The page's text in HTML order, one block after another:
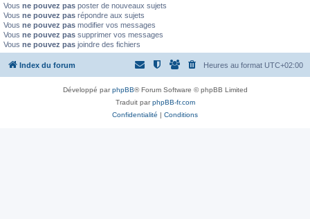
Vous ne pouvez pas poster de nouveaux sujets
Vous ne pouvez pas répondre aux sujets
Vous ne pouvez pas modifier vos messages
Vous ne pouvez pas supprimer vos messages
Vous ne pouvez pas joindre des fichiers
Index du forum Heures au format UTC+02:00
Développé parphpBB® Forum Software © phpBB Limited
Traduit parphpBB-fr.com
Confidentialité | Conditions